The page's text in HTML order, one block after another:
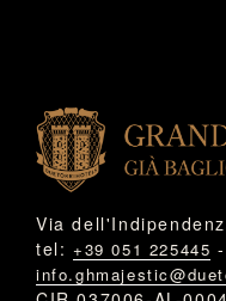
Via
tel: +39 051 225445 -